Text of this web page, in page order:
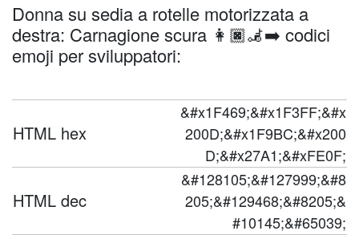
Donna su sedia a rotelle motorizzata a
destra: Carnagione scura 👩🏿‍🦼‍➡️ codici
emoji per sviluppatori:
HTML hex
&#x1F469;&#x1F3FF;&#x
200D;&#x1F9BC;&#x200
D;&#x27A1;&#xFE0F;
HTML dec
&#128105;&#127999;&#8
205;&#129468;&#8205;&
#10145;&#65039;